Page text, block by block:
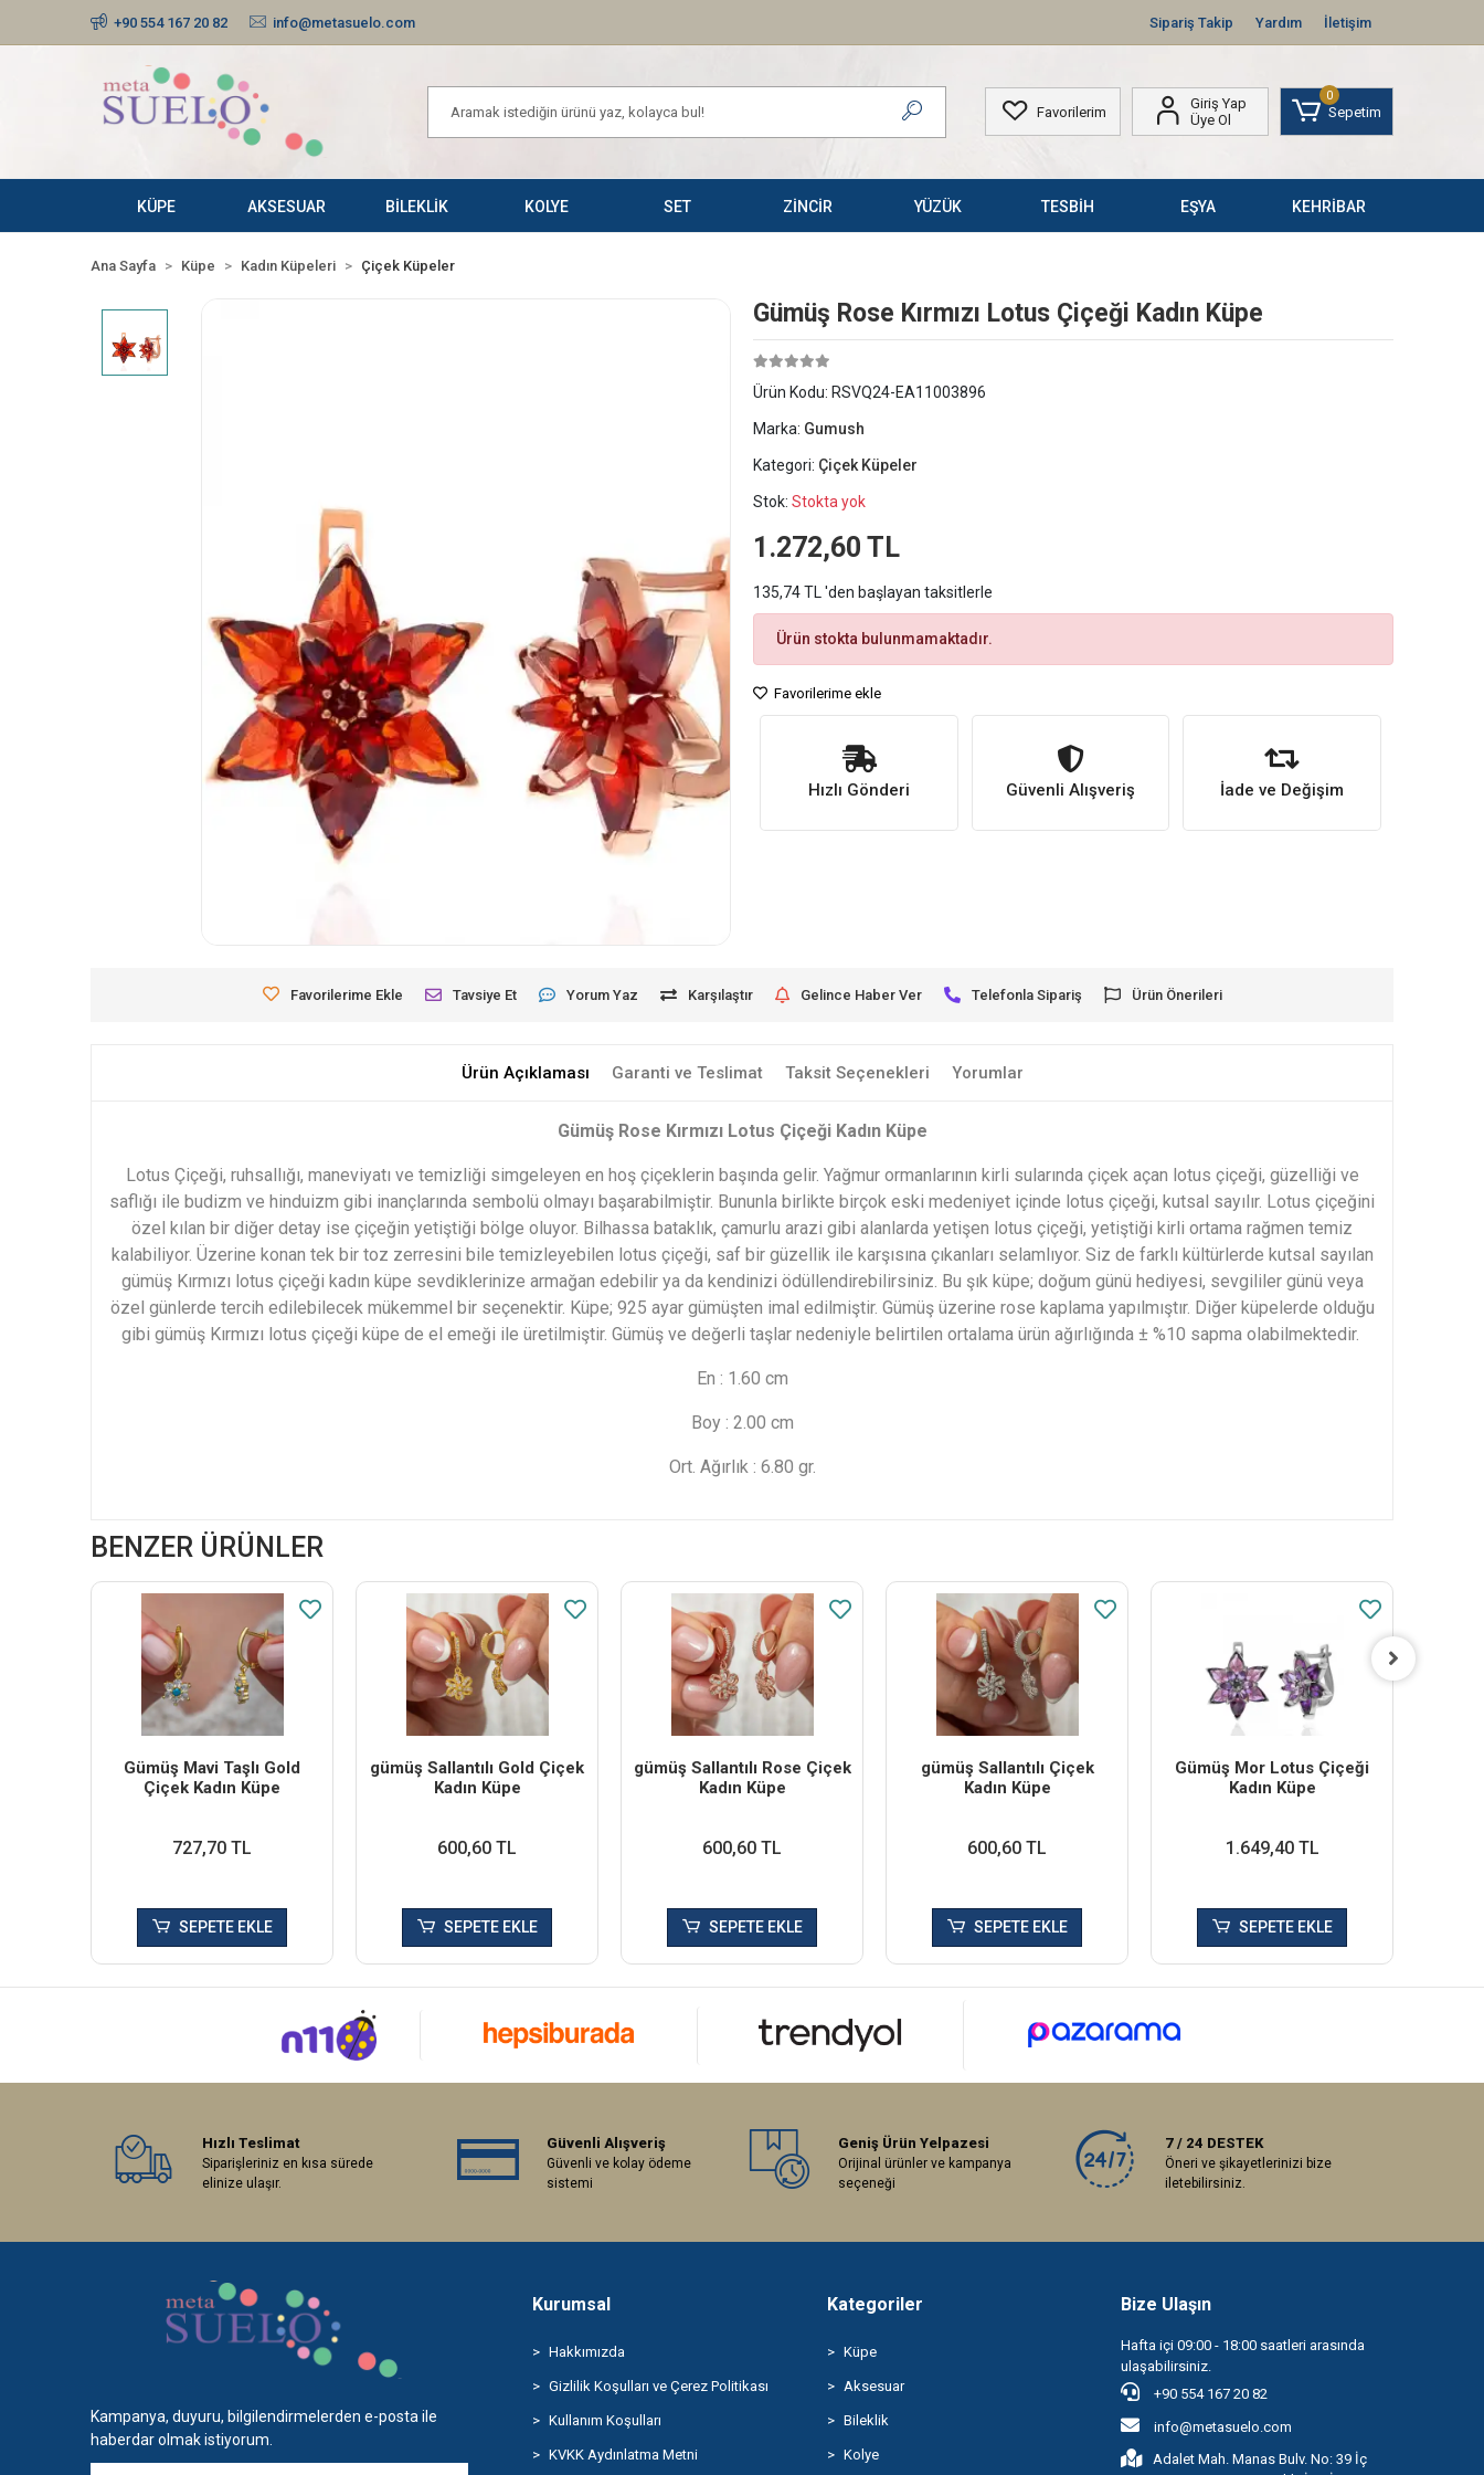
+90 554 167 20 82 info@metasuelo.com Sipariş Takip Yardım İletişim
Favorilerim
Giriş Yap
Üye Ol
0
Sepetim
KÜPE AKSESUAR BİLEKLİK KOLYE SET ZİNCİR YÜZÜK TESBİH EŞYA KEHRİBAR
Ana Sayfa Küpe Kadın Küpeleri Çiçek Küpeler
Gümüş Rose Kırmızı Lotus Çiçeği Kadın Küpe
Ürün Kodu: RSVQ24-EA11003896
Marka: Gumush
Kategori: Çiçek Küpeler
Stok: Stokta yok
1.272,60 TL
135,74 TL 'den başlayan taksitlerle
Ürün stokta bulunmamaktadır.
Favorilerime ekle
Hızlı Gönderi Güvenli Alışveriş İade ve Değişim
Favorilerime Ekle Tavsiye Et Yorum Yaz Karşılaştır Gelince Haber Ver Telefonla Sipariş Ürün Önerileri
Ürün Açıklaması Garanti ve Teslimat Taksit Seçenekleri Yorumlar
Gümüş Rose Kırmızı Lotus Çiçeği Kadın Küpe
Lotus Çiçeği, ruhsallığı, maneviyatı ve temizliği simgeleyen en hoş çiçeklerin başında gelir. Yağmur ormanlarının kirli sularında çiçek açan lotus çiçeği, güzelliği ve
saflığı ile budizm ve hinduizm gibi inançlarında sembolü olmayı başarabilmiştir. Bununla birlikte birçok eski medeniyet içinde lotus çiçeği, kutsal sayılır. Lotus çiçeğini
özel kılan bir diğer detay ise çiçeğin yetiştiği bölge oluyor. Bilhassa bataklık, çamurlu arazi gibi alanlarda yetişen lotus çiçeği, yetiştiği kirli ortama rağmen temiz
kalabiliyor. Üzerine konan tek bir toz zerresini bile temizleyebilen lotus çiçeği, saf bir güzellik ile karşısına çıkanları selamlıyor. Siz de farklı kültürlerde kutsal sayılan
gümüş Kırmızı lotus çiçeği kadın küpe sevdiklerinize armağan edebilir ya da kendinizi ödüllendirebilirsiniz. Bu şık küpe; doğum günü hediyesi, sevgililer günü veya
özel günlerde tercih edilebilecek mükemmel bir seçenektir. Küpe; 925 ayar gümüşten imal edilmiştir. Gümüş üzerine rose kaplama yapılmıştır. Diğer küpelerde olduğu
gibi gümüş Kırmızı lotus çiçeği küpe de el emeği ile üretilmiştir. Gümüş ve değerli taşlar nedeniyle belirtilen ortalama ürün ağırlığında ± %10 sapma olabilmektedir.
En : 1.60 cm
Boy : 2.00 cm
Ort. Ağırlık : 6.80 gr.
BENZER ÜRÜNLER
Gümüş Mavi Taşlı Gold
Çiçek Kadın Küpe
727,70 TL
SEPETE EKLE
​gümüş Sallantılı Gold Çiçek
Kadın Küpe
600,60 TL
SEPETE EKLE
​gümüş Sallantılı Rose Çiçek
Kadın Küpe
600,60 TL
SEPETE EKLE
​gümüş Sallantılı Çiçek
Kadın Küpe
600,60 TL
SEPETE EKLE
Gümüş Mor Lotus Çiçeği
Kadın Küpe
1.649,40 TL
SEPETE EKLE
Hızlı Teslimat
Siparişleriniz en kısa sürede
elinize ulaşır.
Güvenli Alışveriş
Güvenli ve kolay ödeme
sistemi
Geniş Ürün Yelpazesi
Orijinal ürünler ve kampanya
seçeneği
7 / 24 DESTEK
Öneri ve şikayetlerinizi bize
iletebilirsiniz.
Kampanya, duyuru, bilgilendirmelerden e-posta ile
haberdar olmak istiyorum.
Kurumsal
Hakkımızda
Gizlilik Koşulları ve Çerez Politikası
Kullanım Koşulları
KVKK Aydınlatma Metni
Kategoriler
Küpe
Aksesuar
Bileklik
Kolye
Bize Ulaşın
Hafta içi 09:00 - 18:00 saatleri arasında
ulaşabilirsiniz.
+90 554 167 20 82
info@metasuelo.com
Adalet Mah. Manas Bulv. No: 39 İç